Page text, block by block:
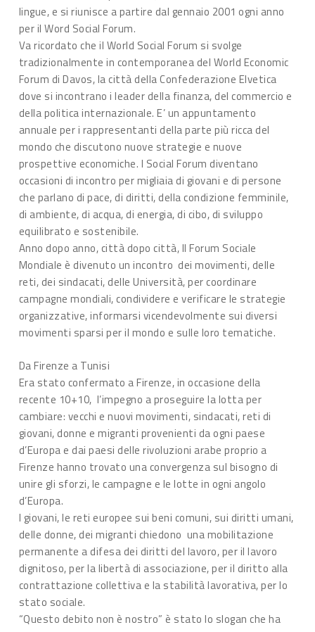
lingue, e si riunisce a partire dal gennaio 2001 ogni anno
per il Word Social Forum.
Va ricordato che il World Social Forum si svolge
tradizionalmente in contemporanea del World Economic
Forum di Davos, la città della Confederazione Elvetica
dove si incontrano i leader della finanza, del commercio e
della politica internazionale. E’ un appuntamento
annuale per i rappresentanti della parte più ricca del
mondo che discutono nuove strategie e nuove
prospettive economiche. I Social Forum diventano
occasioni di incontro per migliaia di giovani e di persone
che parlano di pace, di diritti, della condizione femminile,
di ambiente, di acqua, di energia, di cibo, di sviluppo
equilibrato e sostenibile.
Anno dopo anno, città dopo città, Il Forum Sociale
Mondiale è divenuto un incontro dei movimenti, delle
reti, dei sindacati, delle Università, per coordinare
campagne mondiali, condividere e verificare le strategie
organizzative, informarsi vicendevolmente sui diversi
movimenti sparsi per il mondo e sulle loro tematiche.
Da Firenze a Tunisi
Era stato confermato a Firenze, in occasione della
recente 10+10, l’impegno a proseguire la lotta per
cambiare: vecchi e nuovi movimenti, sindacati, reti di
giovani, donne e migranti provenienti da ogni paese
d’Europa e dai paesi delle rivoluzioni arabe proprio a
Firenze hanno trovato una convergenza sul bisogno di
unire gli sforzi, le campagne e le lotte in ogni angolo
d’Europa.
I giovani, le reti europee sui beni comuni, sui diritti umani,
delle donne, dei migranti chiedono una mobilitazione
permanente a difesa dei diritti del lavoro, per il lavoro
dignitoso, per la libertà di associazione, per il diritto alla
contrattazione collettiva e la stabilità lavorativa, per lo
stato sociale.
“Questo debito non è nostro” è stato lo slogan che ha